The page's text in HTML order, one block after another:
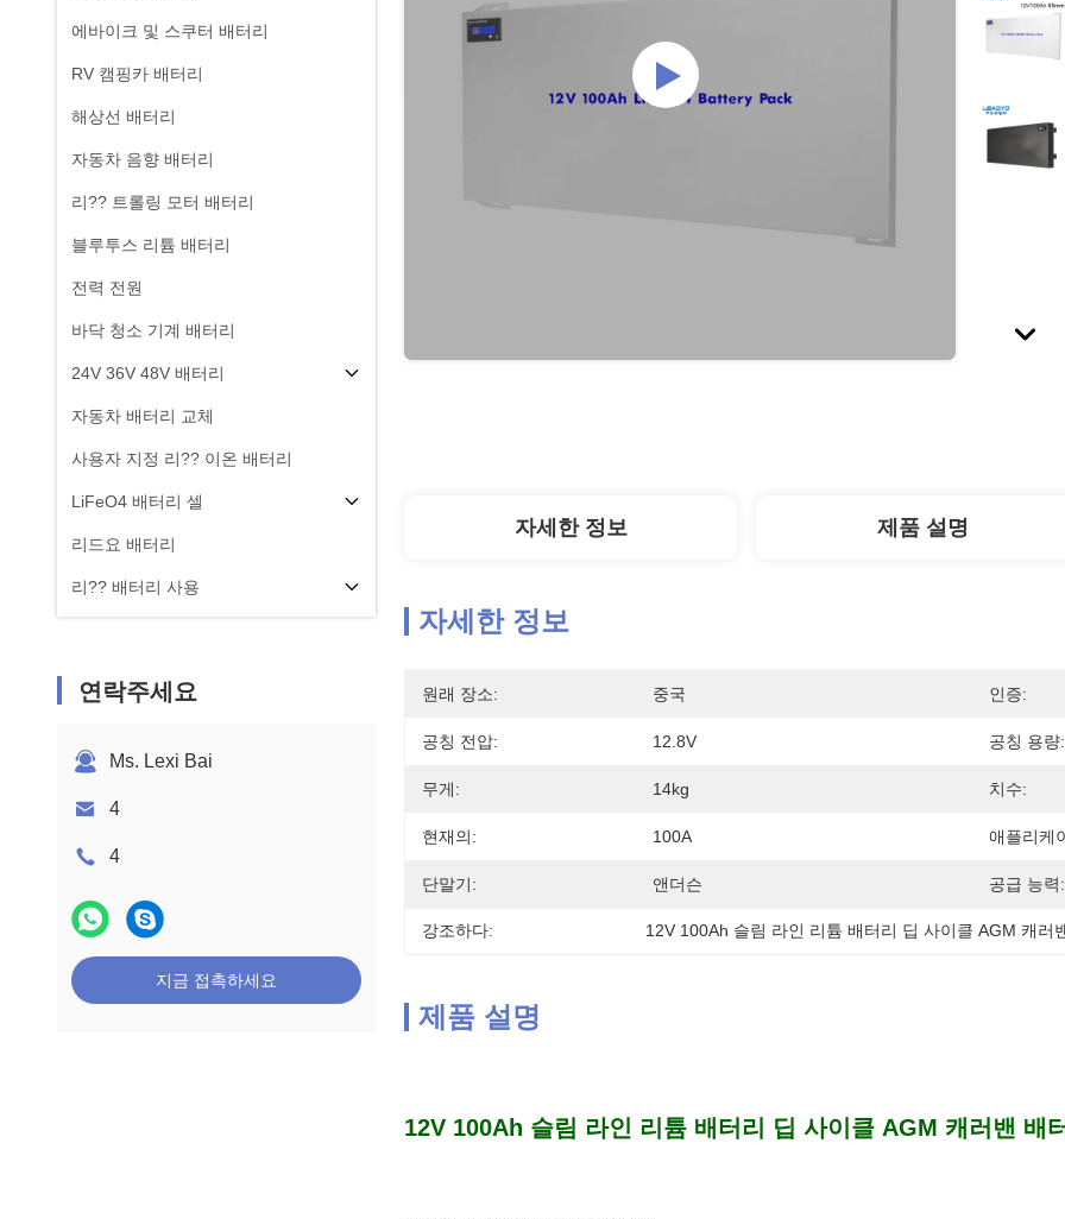
에바이크 및 스쿠터 배터리
RV 캠핑카 배터리
해상선 배터리
자동차 음향 배터리
리?? 트롤링 모터 배터리
블루투스 리튬 배터리
전력 전원
바닥 청소 기계 배터리
24V 36V 48V 배터리
자동차 배터리 교체
사용자 지정 리?? 이온 배터리
LiFeO4 배터리 셀
리드요 배터리
리?? 배터리 사용
연락주세요
Ms. Lexi Bai
4
4
지금 접촉하세요
자세한 정보 제품 설명
자세한 정보
원래 장소: 중국 인증:
공칭 전압: 12.8V 공칭 용량:
무게: 14kg 치수:
현재의: 100A 애플리케
단말기: 앤더슨 공급 능력:
강조하다: 12V 100Ah 슬림 라인 리튬 배터리 딥 사이클 AGM 캐러
제품 설명
12V 100Ah 슬림 라인 리튬 배터리 딥 사이클 AGM 캐러밴 배